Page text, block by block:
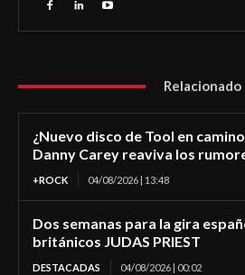
Relacionado
¿Nuevo disco de Tool en
Danny Carey reaviva los
+ROCK 04/08/2026 | 13:48
Dos semanas para la gira
británicos JUDAS PRIEST
DESTACADAS 04/08/2026 | 00:02